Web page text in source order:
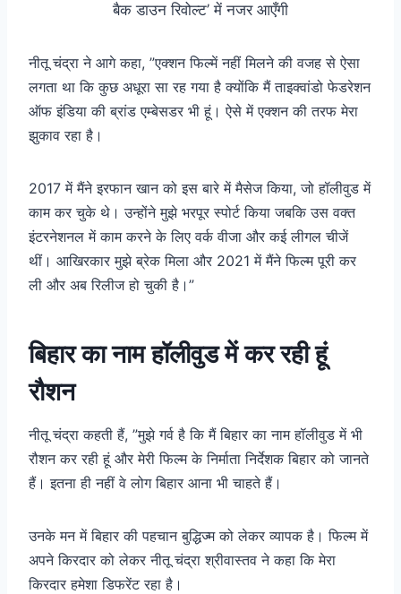
बैक डाउन रिवोल्ट’ में नजर आएँगी
नीतू चंद्रा ने आगे कहा, ”एक्शन फिल्में नहीं मिलने की वजह से ऐसा
लगता था कि कुछ अधूरा सा रह गया है क्योंकि मैं ताइक्वांडो फेडरेशन
ऑफ इंडिया की ब्रांड एम्बेसडर भी हूं। ऐसे में एक्शन की तरफ मेरा
झुकाव रहा है।
2017 में मैंने इरफान खान को इस बारे में मैसेज किया, जो हॉलीवुड में
काम कर चुके थे। उन्होंने मुझे भरपूर स्पोर्ट किया जबकि उस वक्त
इंटरनेशनल में काम करने के लिए वर्क वीजा और कई लीगल चीजें
थीं। आखिरकार मुझे ब्रेक मिला और 2021 में मैंने फिल्म पूरी कर
ली और अब रिलीज हो चुकी है।”
बिहार का नाम हॉलीवुड में कर रही हूं
रौशन
नीतू चंद्रा कहती हैं, ”मुझे गर्व है कि मैं बिहार का नाम हॉलीवुड में भी
रौशन कर रही हूं और मेरी फिल्म के निर्माता निर्देशक बिहार को जानते
हैं। इतना ही नहीं वे लोग बिहार आना भी चाहते हैं।
उनके मन में बिहार की पहचान बुद्धिज्म को लेकर व्यापक है। फिल्म में
अपने किरदार को लेकर नीतू चंद्रा श्रीवास्तव ने कहा कि मेरा
किरदार हमेशा डिफरेंट रहा है।